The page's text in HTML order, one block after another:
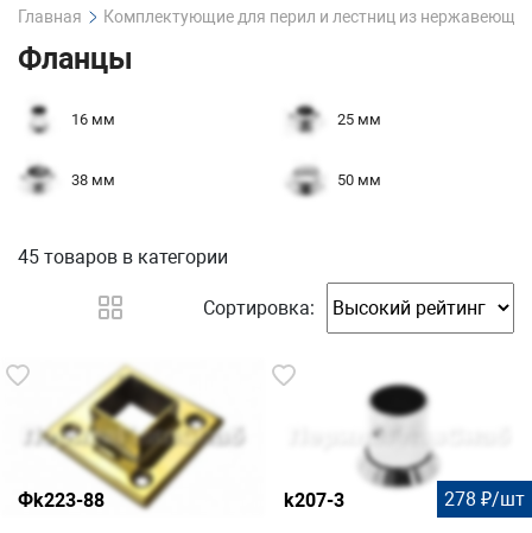
Главная Комплектующие для перил и лестниц из
Фланцы
16 мм 25 мм
38 мм 50 мм
45 товаров в категории
Сортировка:
Фk223-88 k207-3 278 ₽/шт